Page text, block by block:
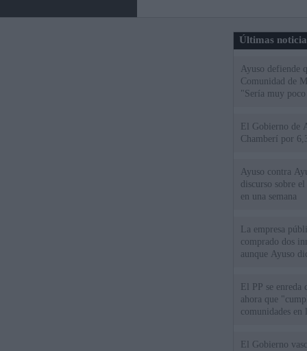
Últimas
Ayuso defiende
Comunidad de
"Sería muy
El Gobierno de
Chamberí por
Ayuso contra
discurso sobre
en una semana
La empresa
comprado dos
aunque Ayuso
El PP se
ahora que
comunidades en
El Gobierno